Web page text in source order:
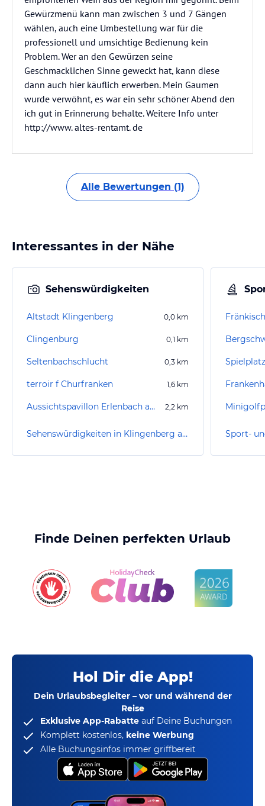
Gewürzmenü kann man zwischen 3 und 7 Gängen
wählen, auch eine Umbestellung war für die
professionell und umsichtige Bedienung kein
Problem. Wer an den Gewürzen seine
Geschmacklichen Sinne geweckt hat, kann diese
dann auch hier käuflich erwerben. Mein Gaumen
wurde verwöhnt, es war ein sehr schöner Abend den
ich gut in Erinnerung behalte. Weitere Info unter
http://www. altes-rentamt. de
Alle Bewertungen (1)
Interessantes in der Nähe
Sehenswürdigkeiten
Altstadt Klingenberg 0,0 km
Clingenburg 0,1 km
Seltenbachschlucht 0,3 km
terroir f Churfranken 1,6 km
Aussichtspavillon Erlenbach am Main 2,2 km
Sehenswürdigkeiten in Klingenberg am Main
Finde Deinen perfekten Urlaub
Hol Dir die App!
Dein Urlaubsbegleiter – vor und während der
Reise
Exklusive App-Rabatte auf Deine Buchungen
Komplett kostenlos, keine Werbung
Alle Buchungsinfos immer griffbereit